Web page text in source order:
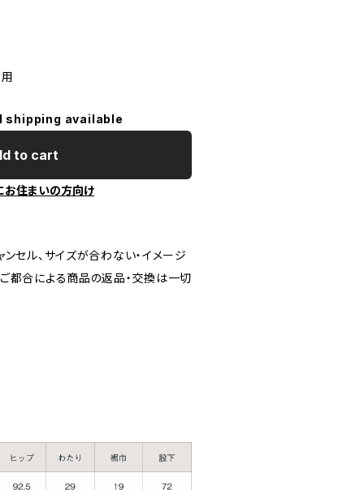
shipping available
to cart
お住まいの方向け
セル、サイズが合わない・イメージ
都合による商品の返品・交換は一切